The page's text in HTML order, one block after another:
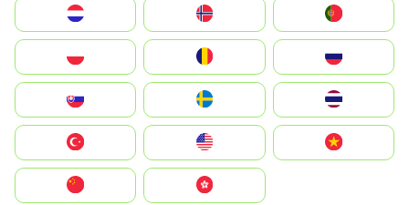
United States
中國香港特別行政區